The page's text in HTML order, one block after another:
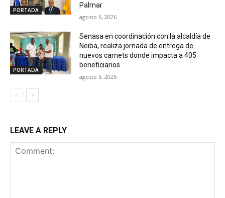
PORTADA
Palmar
agosto 6, 2026
PORTADA
Senasa en coordinación con la alcaldía de
Neiba, realiza jornada de entrega de
nuevos carnets donde impacta a 405
beneficiarios
agosto 6, 2026
LEAVE A REPLY